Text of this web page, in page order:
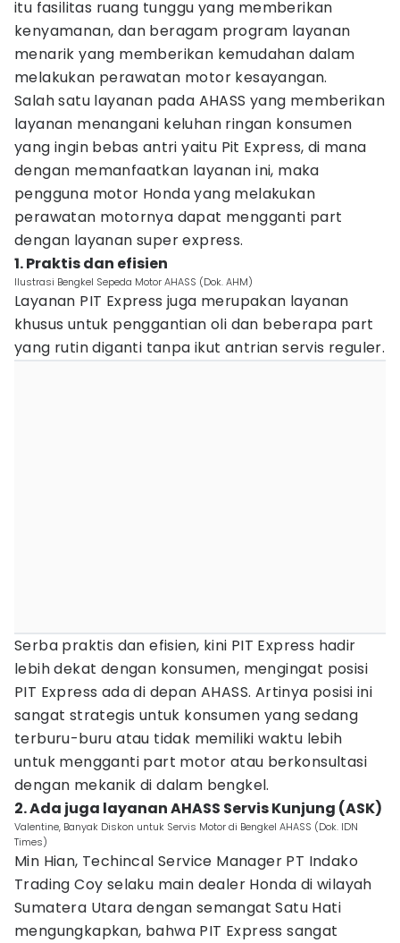
itu fasilitas ruang tunggu yang memberikan
kenyamanan, dan beragam program layanan
menarik yang memberikan kemudahan dalam
melakukan perawatan motor kesayangan.
Salah satu layanan pada AHASS yang memberikan
layanan menangani keluhan ringan konsumen
yang ingin bebas antri yaitu Pit Express, di mana
dengan memanfaatkan layanan ini, maka
pengguna motor Honda yang melakukan
perawatan motornya dapat mengganti part
dengan layanan super express.
1. Praktis dan efisien
Ilustrasi Bengkel Sepeda Motor AHASS (Dok. AHM)
Layanan PIT Express juga merupakan layanan
khusus untuk penggantian oli dan beberapa part
yang rutin diganti tanpa ikut antrian servis reguler.
Serba praktis dan efisien, kini PIT Express hadir
lebih dekat dengan konsumen, mengingat posisi
PIT Express ada di depan AHASS. Artinya posisi ini
sangat strategis untuk konsumen yang sedang
terburu-buru atau tidak memiliki waktu lebih
untuk mengganti part motor atau berkonsultasi
dengan mekanik di dalam bengkel.
2. Ada juga layanan AHASS Servis Kunjung (ASK)
Valentine, Banyak Diskon untuk Servis Motor di Bengkel AHASS (Dok. IDN
Times)
Min Hian, Techincal Service Manager PT Indako
Trading Coy selaku main dealer Honda di wilayah
Sumatera Utara dengan semangat Satu Hati
mengungkapkan, bahwa PIT Express sangat